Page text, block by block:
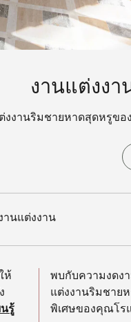
งานแต่งงา
งงานริมชายหาดสุดหรูขอ
านแต่งงาน
ห้
นรู้
พบกับความงดง
แต่งงานริมชาย
พิเศษของคุณโร